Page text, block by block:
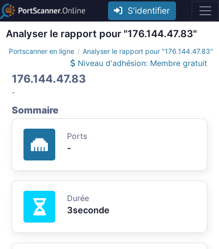
S'identifier
Analyser le rapport pour "176.144.47.83"
Portscanner en ligne Analyser le rapport pour "176.144.47.83"
Niveau d'adhésion: Membre gratuit
176.144.47.83
-
Sommaire
Ports
-
Durée
3seconde